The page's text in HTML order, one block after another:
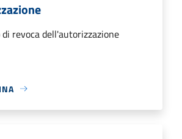
revoca dell'autorizzazione